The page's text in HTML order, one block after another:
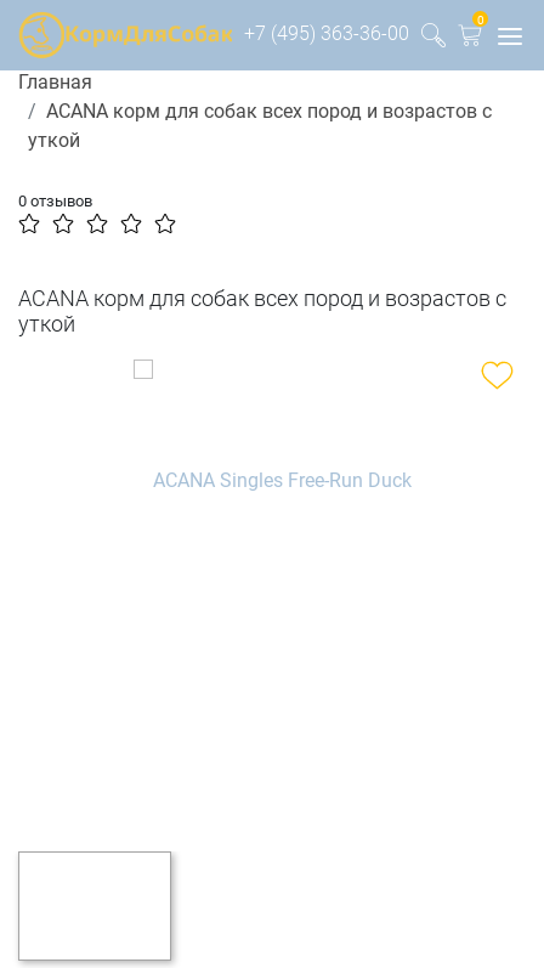
+7 (495) 363-36-00
0
Главная
ACANA корм для собак всех пород и возрастов с
уткой
0 отзывов
ACANA корм для собак всех пород и возрастов с
уткой